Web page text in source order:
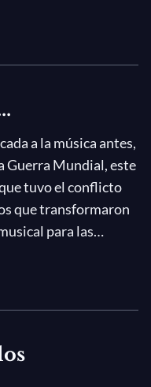
ein
a hymn)
Brigade
(All that
de Couperin
a la música antes,
Guerra Mundial, este
tuvo el conflicto
que transformaron
para las
Andreas
panorama de este
En este contexto,
haber sido —como la